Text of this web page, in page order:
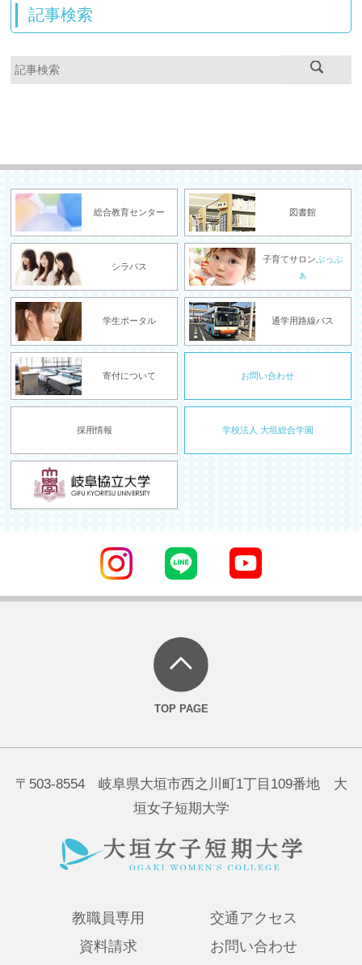
記事検索
総合教育センター 図書館
シラバス
子育てサロンぷっぷ
ぁ
学生ポータル 通学用路線バス
寄付について お問い合わせ
採用情報 学校法人 大垣総合学園
〒503-8554 岐阜県大垣市西之川町1丁目109番地 大
垣女子短期大学
教職員専用
交通アクセス
資料請求
お問い合わせ